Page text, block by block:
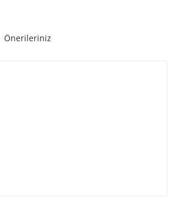
Önerileriniz